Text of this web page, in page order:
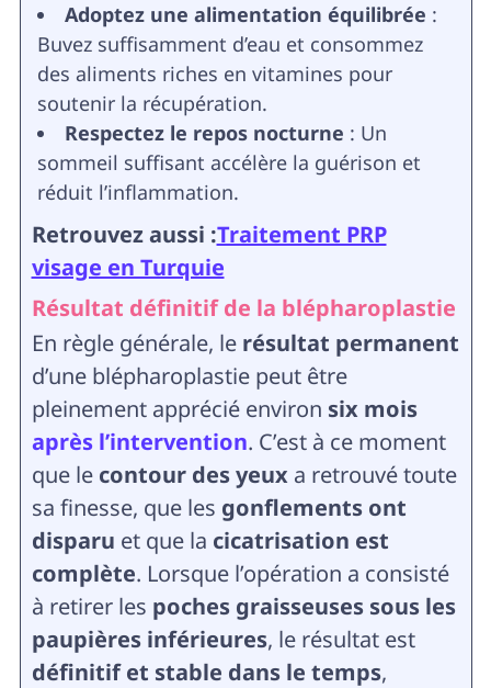
Adoptez une alimentation équilibrée :
Buvez suffisamment d’eau et consommez
des aliments riches en vitamines pour
soutenir la récupération.
Respectez le repos nocturne : Un
sommeil suffisant accélère la guérison et
réduit l’inflammation.
Retrouvez aussi :Traitement PRP
visage en Turquie
Résultat définitif de la blépharoplastie
En règle générale, le résultat permanent
d’une blépharoplastie peut être
pleinement apprécié environ six mois
après l’intervention. C’est à ce moment
que le contour des yeuxa retrouvé toute
sa finesse, que les gonflements ont
disparu et que la cicatrisation est
complète. Lorsque l’opération a consisté
à retirer les poches graisseuses sous les
paupières inférieures, le résultat est
définitif et stable dans le temps,